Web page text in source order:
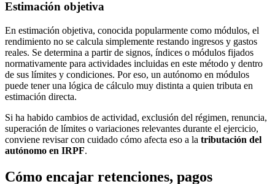
Estimación objetiva
En estimación objetiva, conocida popularmente como módulos, el
rendimiento no se calcula simplemente restando ingresos y gastos
reales. Se determina a partir de signos, índices o módulos fijados
normativamente para actividades incluidas en este método y dentro
de sus límites y condiciones. Por eso, un autónomo en módulos
puede tener una lógica de cálculo muy distinta a quien tributa en
estimación directa.
Si ha habido cambios de actividad, exclusión del régimen, renuncia,
superación de límites o variaciones relevantes durante el ejercicio,
conviene revisar con cuidado cómo afecta eso a la tributación del
autónomo en IRPF.
Cómo encajar retenciones, pagos